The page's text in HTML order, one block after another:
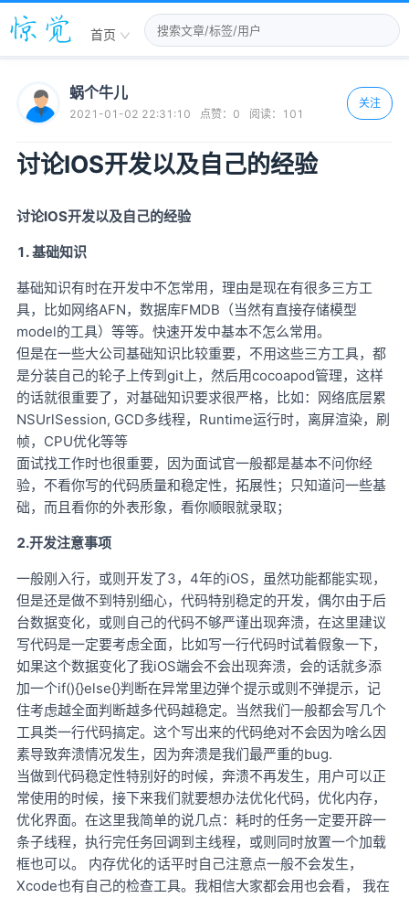
首页
蜗个牛儿
2021-01-02 22:31:10 点赞： 0 阅读： 101
关注
讨论IOS开发以及自己的经验
讨论IOS开发以及自己的经验
1. 基础知识
基础知识有时在开发中不怎常用，理由是现在有很多三方工
具，比如网络AFN，数据库FMDB（当然有直接存储模型
model的工具）等等。快速开发中基本不怎么常用。
但是在一些大公司基础知识比较重要，不用这些三方工具，都
是分装自己的轮子上传到git上，然后用cocoapod管理，这样
的话就很重要了，对基础知识要求很严格，比如：网络底层累
NSUrlSession, GCD多线程，Runtime运行时，离屏渲染，刷
帧，CPU优化等等
面试找工作时也很重要，因为面试官一般都是基本不问你经
验，不看你写的代码质量和稳定性，拓展性；只知道问一些基
础，而且看你的外表形象，看你顺眼就录取；
2.开发注意事项
一般刚入行，或则开发了3，4年的iOS，虽然功能都能实现，
但是还是做不到特别细心，代码特别稳定的开发，偶尔由于后
台数据变化，或则自己的代码不够严谨出现奔溃，在这里建议
写代码是一定要考虑全面，比如写一行代码时试着假象一下，
如果这个数据变化了我iOS端会不会出现奔溃，会的话就多添
加一个if(){}else{}判断在异常里边弹个提示或则不弹提示，记
住考虑越全面判断越多代码越稳定。当然我们一般都会写几个
工具类一行代码搞定。这个写出来的代码绝对不会因为啥么因
素导致奔溃情况发生，因为奔溃是我们最严重的bug.
当做到代码稳定性特别好的时候，奔溃不再发生，用户可以正
常使用的时候，接下来我们就要想办法优化代码，优化内存，
优化界面。在这里我简单的说几点：耗时的任务一定要开辟一
条子线程，执行完任务回调到主线程，或则同时放置一个加载
框也可以。 内存优化的话平时自己注意点一般不会发生，
Xcode也有自己的检查工具。我相信大家都会用也会看， 我在